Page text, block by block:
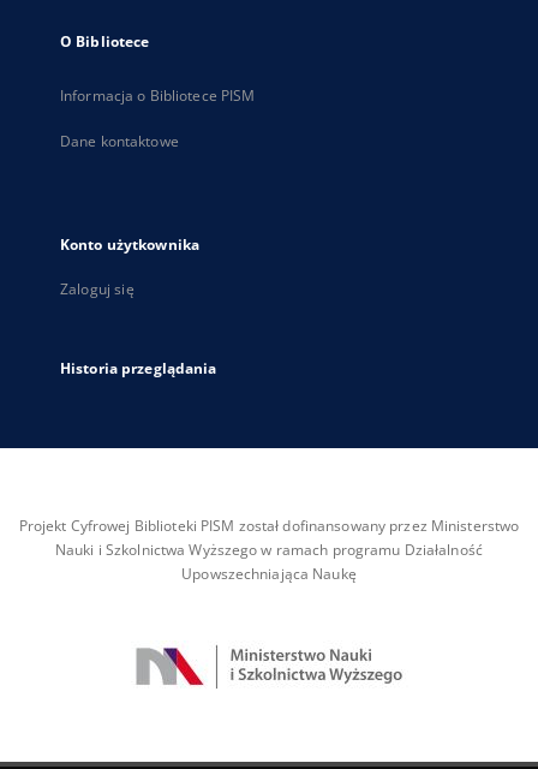
O Bibliotece
Informacja o Bibliotece PISM
Dane kontaktowe
Konto użytkownika
Zaloguj się
Historia przeglądania
Projekt Cyfrowej Biblioteki PISM został dofinansowany przez Ministerstwo
Nauki i Szkolnictwa Wyższego w ramach programu Działalność
Upowszechniająca Naukę